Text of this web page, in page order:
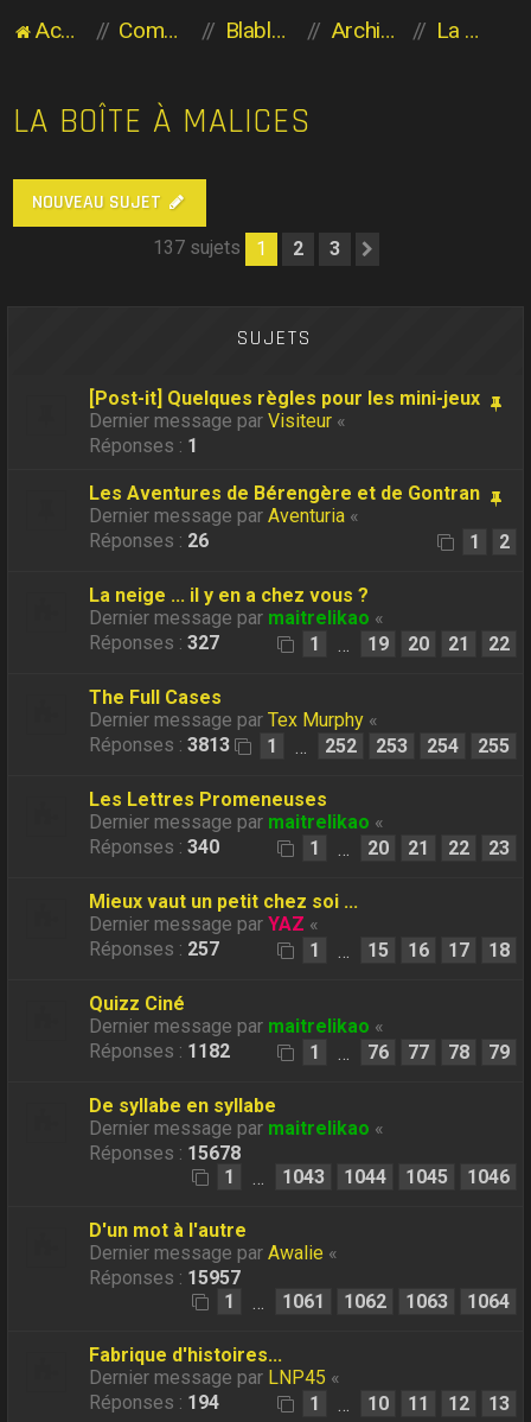
Accueil du forum Communauté des Planaviens Blabla entre Planaviens Archives La boîte à Malices
LA BOÎTE À MALICES
NOUVEAU SUJET
137 sujets 1 2 3
SUJETS
[Post-it] Quelques règles pour les mini-jeux
Dernier message parVisiteur «
Réponses : 1
Les Aventures de Bérengère et de Gontran
Dernier message parAventuria «
Réponses : 26 1 2
La neige ... il y en a chez vous ?
Dernier message par maitrelikao «
Réponses :327 1 … 19 20 21 22
The Full Cases
Dernier message parTex Murphy «
Réponses :3813 1 … 252 253 254 255
Les Lettres Promeneuses
Dernier message par maitrelikao «
Réponses :340 1 … 20 21 22 23
Mieux vaut un petit chez soi ...
Dernier message parYAZ «
Réponses : 257 1 … 15 16 17 18
Quizz Ciné
Dernier message par maitrelikao «
Réponses : 1182 1 … 76 77 78 79
De syllabe en syllabe
Dernier message par maitrelikao «
Réponses : 15678
1
… 1043 1044 1045 1046
D'un mot à l'autre
Dernier message parAwalie «
Réponses : 15957
1
… 1061 1062 1063 1064
Fabrique d'histoires...
Dernier message par LNP45 «
Réponses : 194 1 … 10 11 12 13